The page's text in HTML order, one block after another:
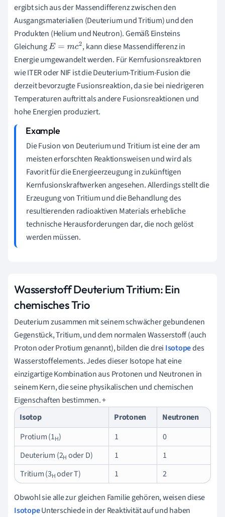
ergibt sich aus der Massendifferenz zwischen den
Ausgangsmaterialien (Deuterium und Tritium) und den
Produkten (Helium und Neutron). Gemäß Einsteins
GleichungE= mc 2
, kann diese Massendifferenz in
Energie umgewandelt werden. Für Kernfusionsreaktoren
wie ITER oder NIF ist die Deuterium-Tritium-Fusion die
derzeit bevorzugte Fusionsreaktion, da sie bei niedrigeren
Temperaturen auftritt als andere Fusionsreaktionen und
hohe Energien produziert.
Die Fusion von Deuterium und Tritium ist eine der am
meisten erforschten Reaktionsweisen und wird als
Favorit für die Energieerzeugung in zukünftigen
Kernfusionskraftwerken angesehen. Allerdings stellt die
Erzeugung von Tritium und die Behandlung des
resultierenden radioaktiven Materials erhebliche
technische Herausforderungen dar, die noch gelöst
werden müssen.
Wasserstoff Deuterium Tritium: Ein
chemisches Trio
Deuterium zusammen mit seinem schwächer gebundenen
Gegenstück, Tritium, und dem normalen Wasserstoff (auch
Proton oder Protium genannt), bilden die drei Isotopedes
Wasserstoffelements. Jedes dieser Isotope hat eine
einzigartige Kombination aus Protonen und Neutronen in
seinem Kern, die seine physikalischen und chemischen
Eigenschaften bestimmen. +
Isotop
Protonen
Neutronen
Protium (1H) 1
0
Deuterium (2H oder D) 1
1
Tritium (3Hoder T) 1 2
Obwohl sie alle zur gleichen Familie gehören, weisen diese
IsotopeUnterschiede in der Reaktivität auf und haben